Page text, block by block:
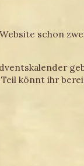
schon
könnt ihr